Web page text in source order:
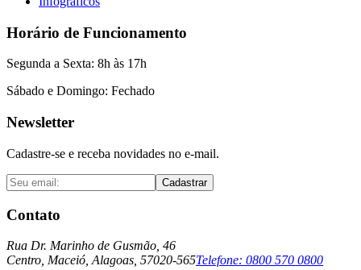
Horário de Funcionamento
Segunda a Sexta: 8h às 17h
Sábado e Domingo: Fechado
Newsletter
Cadastre-se e receba novidades no e-mail.
Cadastrar
Contato
Rua Dr. Marinho de Gusmão, 46
Centro, Maceió, Alagoas, 57020-565Telefone: 0800 570 0800